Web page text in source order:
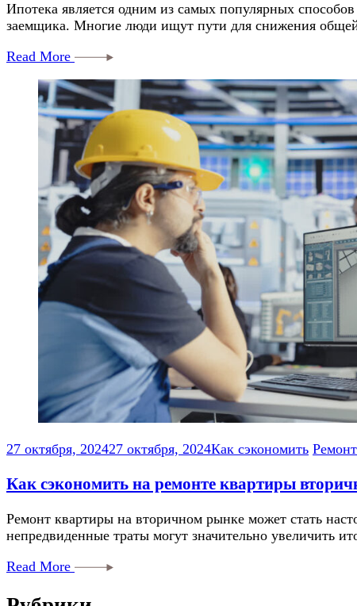
Ипотека является одним из самых популярных
заемщика. Многие люди ищут пути для снижения
Read More
27 октября, 202427 октября, 2024Как сэкономить
Как сэкономить на ремонте квартиры
Ремонт квартиры на вторичном рынке может стать
непредвиденные траты могут значительно увеличить
Read More